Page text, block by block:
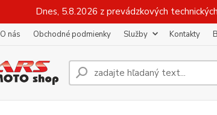
Dnes, 5.8.2026 z prevádzkových
O nás Obchodné podmienky Služby Kontakty